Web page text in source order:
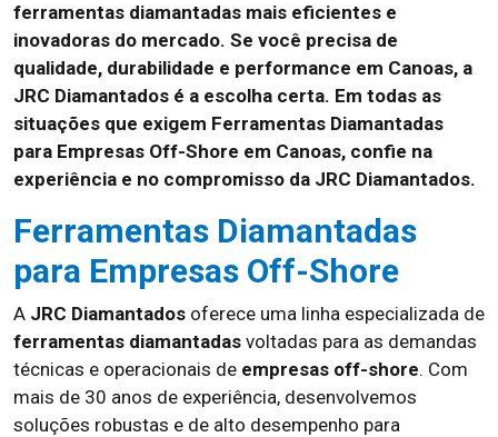
ferramentas diamantadas mais eficientes e
inovadoras do mercado. Se você precisa de
qualidade, durabilidade e performance em Canoas, a
JRC Diamantados é a escolha certa. Em todas as
situações que exigem Ferramentas Diamantadas
para Empresas Off-Shore em Canoas, confie na
experiência e no compromisso da JRC Diamantados.
Ferramentas Diamantadas
para Empresas Off-Shore
A JRC Diamantados oferece uma linha especializada de
ferramentas diamantadas voltadas para as demandas
técnicas e operacionais de empresas off-shore. Com
mais de 30 anos de experiência, desenvolvemos
soluções robustas e de alto desempenho para